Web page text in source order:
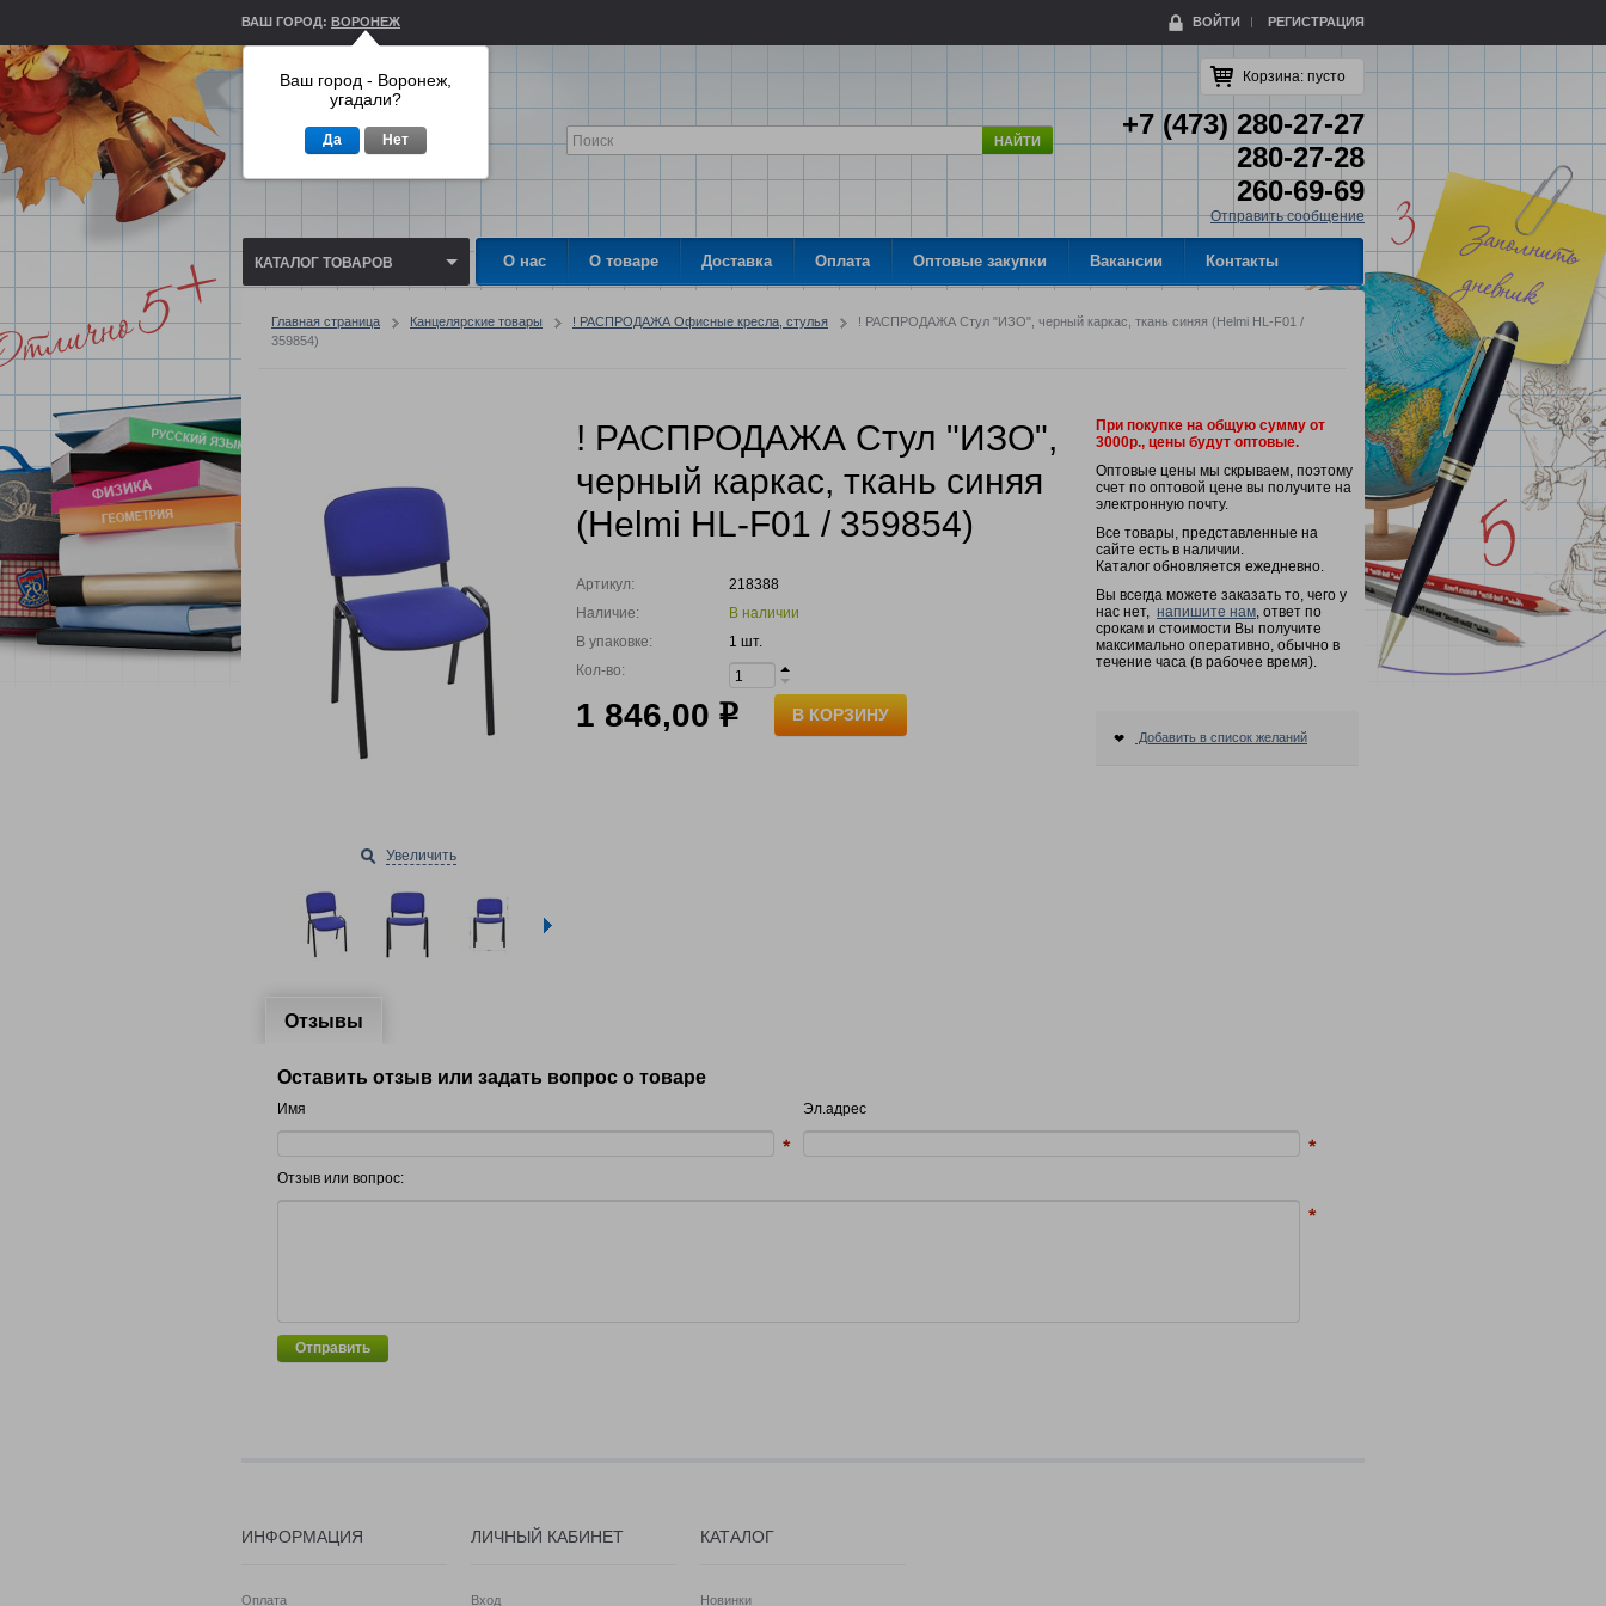
ВАШ ГОРОД: ВОРОНЕЖ ВОЙТИ РЕГИСТРАЦИЯ
НАЙТИ
Корзина: пусто
+7 (473) 280-27-27
280-27-28
260-69-69
Отправить сообщение
КАТАЛОГ ТОВАРОВ О нас О товаре Доставка Оплата Оптовые закупки Вакансии Контакты
Главная страница Канцелярские товары ! РАСПРОДАЖА Офисные кресла, стулья
! РАСПРОДАЖА Стул "ИЗО", черный каркас, ткань синяя (Helmi HL-F01 /
359854)
Увеличить
! РАСПРОДАЖА Стул "ИЗО",
черный каркас, ткань синяя
(Helmi HL-F01 / 359854)
Артикул:
218388
Наличие:
В наличии
В упаковке:
1 шт.
Кол-во:
1 846,00 р В КОРЗИНУ
При покупке на общую сумму от
3000р., цены будут оптовые.
Оптовые цены мы скрываем, поэтому
счет по оптовой цене вы получите на
электронную почту.
Все товары, представленные на
сайте есть в наличии.
Каталог обновляется ежедневно.
Вы всегда можете заказать то, чего у
нас нет, напишите нам, ответ по
срокам и стоимости Вы получите
максимально оперативно, обычно в
течение часа (в рабочее время).
Добавить в список желаний
Отзывы
Оставить отзыв или задать вопрос о товаре
Имя Эл.адрес
Отзыв или вопрос:
Отправить
ИНФОРМАЦИЯ
Оплата
ЛИЧНЫЙ КАБИНЕТ
Вход
КАТАЛОГ
Новинки
Ваш город - Воронеж,
угадали?
Да Нет